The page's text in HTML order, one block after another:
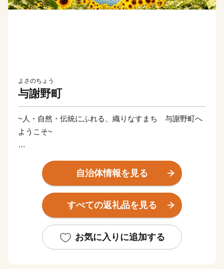
よさのちょう
与謝野町
~人・自然・伝統にふれる、織りなすまち 与謝野町へ
ようこそ~
る野田川。そして、日本三景「天橋立」を望む阿蘇海。
与謝野町は、水と緑と空の自然に恵まれた美しい町で
し生まれた与謝野町は、総面積108.38km2に、約２万２
千人が暮らしており、南北約20km の間に街並みや集落
自治体情報を見る
すべての返礼品を見る
お気に入りに追加する